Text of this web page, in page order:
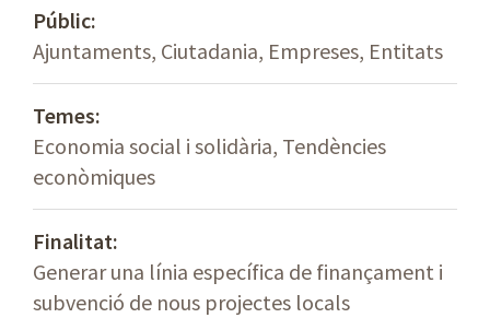
Públic:
Ajuntaments, Ciutadania, Empreses, Entitats
Temes:
Economia social i solidària, Tendències
econòmiques
Finalitat:
Generar una línia específica de finançament i
subvenció de nous projectes locals